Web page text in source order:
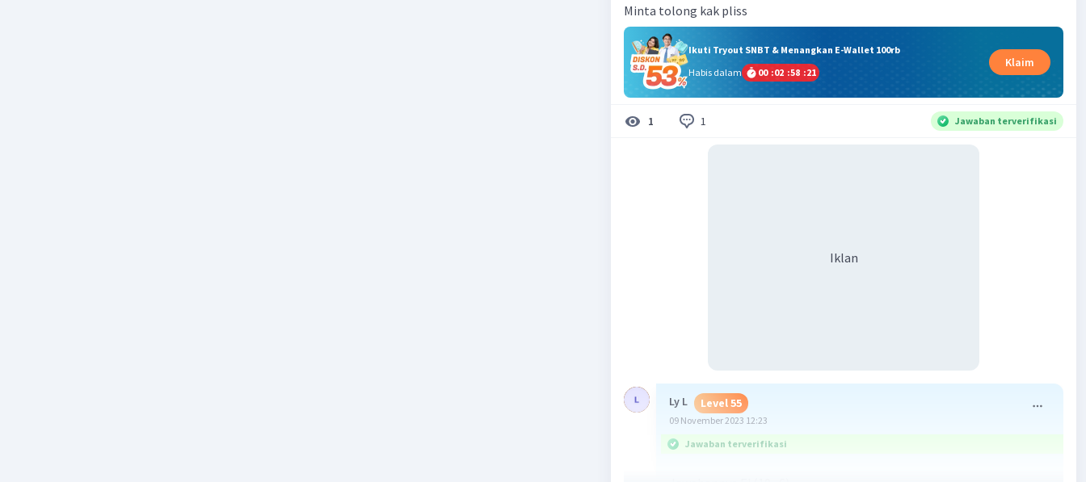
Minta tolong kak pliss
Ikuti Tryout SNBT & Menangkan E-Wallet 100rb
Habis dalam
00 :02 :58 :20
Klaim
1 1 Jawaban terverifikasi
Iklan
Ly L Level 55
09 November 2023 12:23
Jawaban terverifikasi